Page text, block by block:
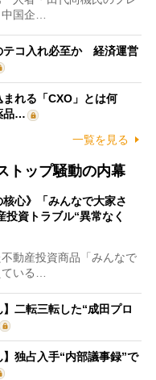
国企…
テコ入れ必至か 経済運営
れる「CXO」とは何
品…
一覧を見る
トップ騒動の内幕
核心》「みんなで大家さ
資トラブル“異常なく
動産投資商品「みんなで
いる…
二転三転した“成田プロ
】独占入手“内部議事録”で